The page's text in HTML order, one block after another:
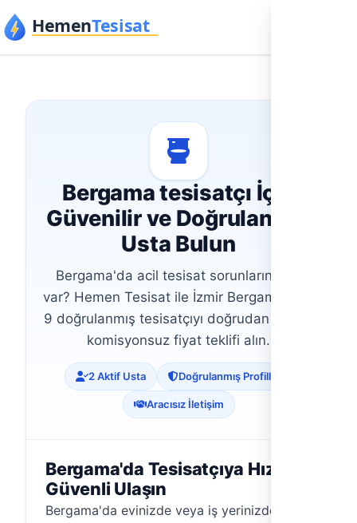
İçeriğe geç
Bergama tesisatçı İçin
Güvenilir ve Doğrulanmış
Usta Bulun
Bergama'da acil tesisat sorunlarınız mı
var? Hemen Tesisat ile İzmir Bergama'daki
9 doğrulanmış tesisatçıyı doğrudan bulun,
komisyonsuz fiyat teklifi alın.
2 Aktif Usta Doğrulanmış Profiller
Aracısız İletişim
Bergama'da Tesisatçıya Hızlı ve
Güvenli Ulaşın
Bergama'da evinizde veya iş yerinizde